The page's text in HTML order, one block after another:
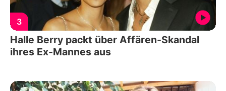
3
Halle Berry packt über Affären-Skandal
ihres Ex-Mannes aus